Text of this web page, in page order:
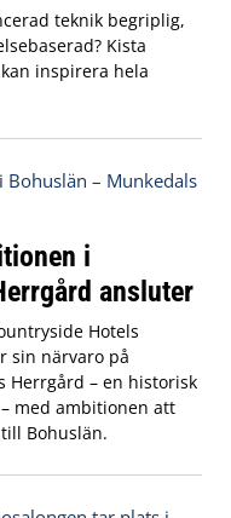
teknik begriplig,
Kista
inspirera hela
i
ansluter
Hotels
sin närvaro på
Herrgård – en historisk
med ambitionen att
Bohuslän.